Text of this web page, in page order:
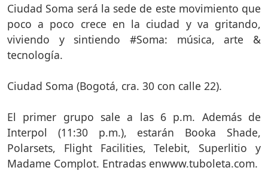
Ciudad Soma será la sede de este movimiento que
poco a poco crece en la ciudad y va gritando,
viviendo y sintiendo #Soma: música, arte &
tecnología.
Ciudad Soma (Bogotá, cra. 30 con calle 22).
El primer grupo sale a las 6 p.m. Además de
Interpol (11:30 p.m.), estarán Booka Shade,
Polarsets, Flight Facilities, Telebit, Superlitio y
Madame Complot. Entradas enwww.tuboleta.com.